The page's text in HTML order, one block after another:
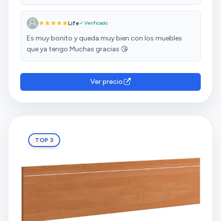
Life✓ Verificado
Es muy bonito y queda muy bien con los muebles
que ya tengo Muchas gracias 😘
Ver precio
TOP 3